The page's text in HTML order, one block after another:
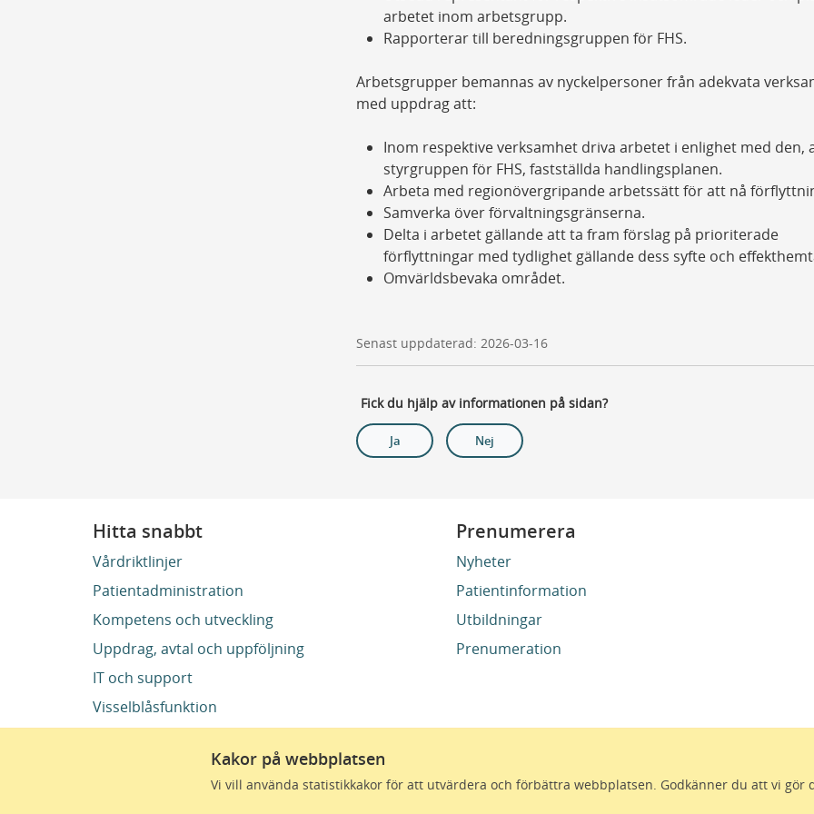
Kakor på webbplatsen
Vi vill använda statistikkakor för att utvärdera och förbättra webbplatsen. Godkänner du att vi gör
arbetet inom arbetsgrupp.
Rapporterar till beredningsgruppen för FHS.
Arbetsgrupper bemannas av nyckelpersoner från adekvata
med uppdrag att:
Inom respektive verksamhet driva arbetet i enlighet med den,
styrgruppen för FHS, fastställda handlingsplanen.
Arbeta med regionövergripande arbetssätt för att nå
Samverka över förvaltningsgränserna.
Delta i arbetet gällande att ta fram förslag på prioriterade
förflyttningar med tydlighet gällande dess syfte och
Omvärldsbevaka området.
Senast uppdaterad: 2026-03-16
Fick du hjälp av informationen på sidan?
Ja Nej
Hitta snabbt
Vårdriktlinjer
Patientadministration
Kompetens och utveckling
Uppdrag, avtal och uppföljning
IT och support
Visselblåsfunktion
Prenumerera
Nyheter
Patientinformation
Utbildningar
Prenumeration